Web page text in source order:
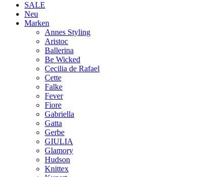
SALE
Neu
Marken
Annes Styling
Aristoc
Ballerina
Be Wicked
Cecilia de Rafael
Cette
Falke
Fever
Fiore
Gabriella
Gatta
Gerbe
GIULIA
Glamory
Hudson
Knittex